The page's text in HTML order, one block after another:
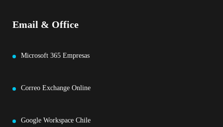
Email & Office
Microsoft 365 Empresas
Correo Exchange Online
Google Workspace Chile